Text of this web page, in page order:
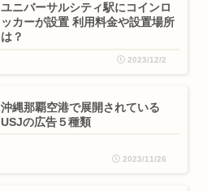
ユニバーサルシティ駅にコインロ
ッカーが設置 利用料金や設置場所
は？
2023/12/2
沖縄那覇空港で展開されている
USJの広告５種類
2023/11/26